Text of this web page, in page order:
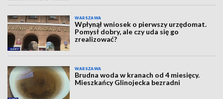
WARSZAWA
Wpłynął wniosek o pierwszy urzędomat.
Pomysł dobry, ale czy uda się go
zrealizować?
WARSZAWA
Brudna woda w kranach od 4 miesięcy.
Mieszkańcy Glinojecka bezradni